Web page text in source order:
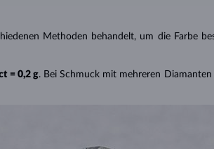
Methoden behandelt, um die Farbe
= 0,2 g. Bei Schmuck mit mehreren Diamanten